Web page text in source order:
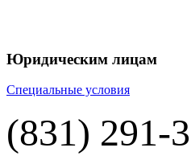
Юридическим лицам
Специальные условия
(831) 291-